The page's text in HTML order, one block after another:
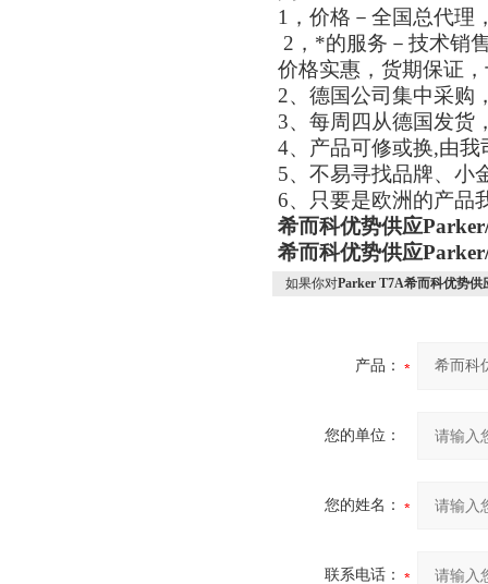
1，价格－全国总代理
2，*的服务－技术销
价格实惠，货期保证
2、德国公司集中采购
3、每周四从德国发货
4、产品可修或换,由我
5、不易寻找品牌、小
6、只要是欧洲的产品
希而科优势供应
希而科优势供应
如果你对Parker T7A希而科优势
产品：
您的单位：
您的姓名：
联系电话：